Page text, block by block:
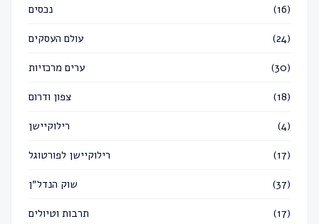
נכסים (16)
עולם העסקים (24)
ערים מרכזיות (30)
צפון ודרום (18)
רילוקיישן (4)
רילוקיישן לפורטוגל (17)
שוק הנדל״ן (37)
תרבות וטיולים (17)